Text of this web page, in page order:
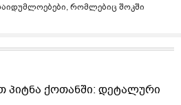
რომლებიც შოკში